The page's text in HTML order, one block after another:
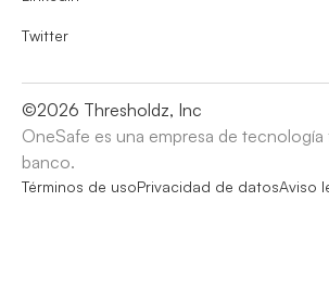
Twitter
©2026 Thresholdz, Inc
OneSafe es una empresa de
banco.
Términos de usoPrivacidad de datosAviso